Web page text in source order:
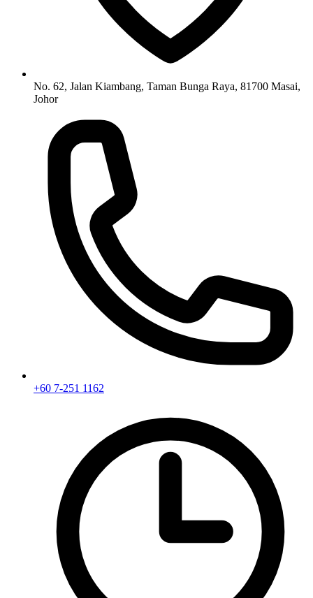
No. 62, Jalan Kiambang, Taman Bunga Raya, 81700 Masai,
Johor
+60 7-251 1162